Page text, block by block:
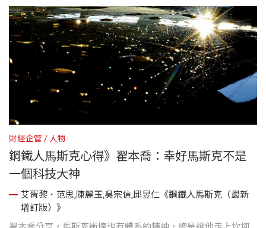
財經企管 人物
鋼鐵人馬斯克心得》翟本喬：幸好馬斯克不是
一個科技大神
艾胥黎．范思,陳麗玉,吳宗信,邱昱仁《鋼鐵人馬斯克（最新
增訂版）》